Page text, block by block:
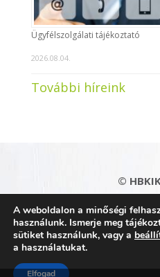
Ügyfélszolgálati tájékoztató
2026.08.04.
További híreink
©
Adatkezelési
Kapcsolat|
A weboldalon a minőségi
használunk. Ismerje meg
sütiket használunk, vagy a
a használatukat.
Elfogad